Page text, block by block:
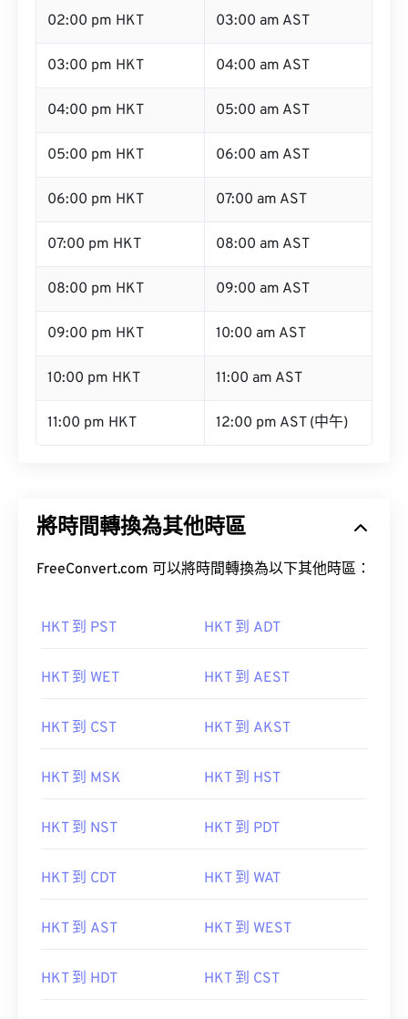
02:00 pm HKT 03:00 am AST
03:00 pm HKT 04:00 am AST
04:00 pm HKT 05:00 am AST
05:00 pm HKT 06:00 am AST
06:00 pm HKT 07:00 am AST
07:00 pm HKT 08:00 am AST
08:00 pm HKT 09:00 am AST
09:00 pm HKT 10:00 am AST
10:00 pm HKT 11:00 am AST
11:00 pm HKT 12:00 pm AST (中午)
將時間轉換為其他時區
FreeConvert.com 可以將時間轉換為以下其他時區：
HKT 到 PST HKT 到 ADT
HKT 到 WET HKT 到 AEST
HKT 到 CST HKT 到 AKST
HKT 到 MSK HKT 到 HST
HKT 到 NST HKT 到 PDT
HKT 到 CDT HKT 到 WAT
HKT 到 AST HKT 到 WEST
HKT 到 HDT HKT 到 CST